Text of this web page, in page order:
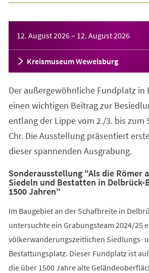
12. August 2026– 12. August 2026
Kreismuseum Wewelsburg
Der außergewöhnliche Fundplatz
einen wichtigen Beitrag zur
entlang der Lippe vom 2./3. bis zum
Chr. Die Ausstellung präsentiert
dieser spannenden Ausgrabung.
Sonderausstellung "Als die Römer
Siedeln und Bestatten in
1500 Jahren"
Im Baugebiet an der Schafbreite in
untersuchte ein Grabungsteam 2024/25
völkerwanderungszeitlichen Siedlungs-
Bestattungsplatz. Dieser Fundplatz ist
die über 1500 Jahre alte